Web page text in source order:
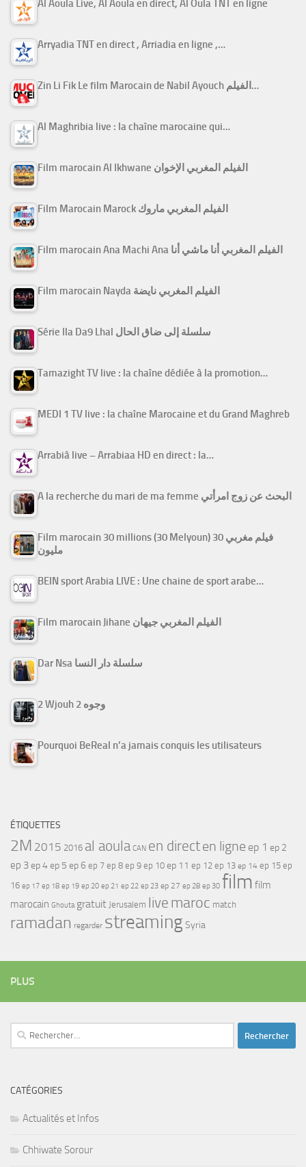
Al Aoula Live, Al Aoula en direct, Al Oula TNT en ligne
Arryadia TNT en direct , Arriadia en ligne ,…
Zin Li Fik Le film Marocain de Nabil Ayouch الفيلم…
Al Maghribia live : la chaîne marocaine qui…
Film marocain Al Ikhwane الفيلم المغربي الإخوان
Film Marocain Marock الفيلم المغربي ماروك
Film marocain Ana Machi Ana الفيلم المغربي أنا ماشي أنا
Film marocain Nayda الفيلم المغربي نايضة
Série Ila Da9 Lhal سلسلة إلى ضاق الحال
Tamazight TV live : la chaîne dédiée à la promotion…
MEDI 1 TV live : la chaîne Marocaine et du Grand Maghreb
Arrabiâ live – Arrabiaa HD en direct : la…
A la recherche du mari de ma femme البحث عن زوج امرأتي
Film marocain 30 millions (30 Melyoun) فيلم مغربي 30
مليون
BEIN sport Arabia LIVE : Une chaine de sport arabe…
Film marocain Jihane الفيلم المغربي جيهان
Dar Nsa سلسلة دار النسا
2 Wjouh 2 وجوه
Pourquoi BeReal n’a jamais conquis les utilisateurs
ÉTIQUETTES
2M 2015 2016 al aoula CAN en directen ligne ep 1 ep 2
ep 3ep 4ep 5 ep 6 ep 7 ep 8 ep 9 ep 10 ep 11 ep 12 ep 13 ep 14 ep 15 ep
16 ep 17 ep 18 ep 19 ep 20 ep 21 ep 22 ep 23 ep 27 ep 28 ep 30 film film
marocain Ghouta gratuit Jerusalem live maroc match
ramadan regarder streamingSyria
PLUS
Rechercher :
CATÉGORIES
Actualités et Infos
Chhiwate Sorour